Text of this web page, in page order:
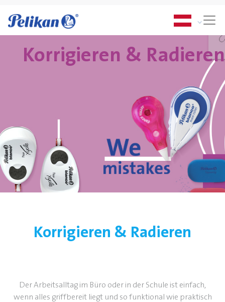
Korrigieren & Radieren
Korrigieren & Radieren
Der Arbeitsalltag im Büro oder in der Schule ist einfach,
wenn alles griffbereit liegt und so funktional wie praktisch